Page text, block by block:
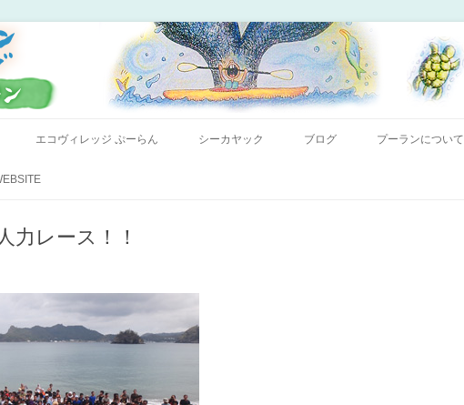
ラン｜小笠原父島 シーカヤック 宿
エコヴィレッジ ぷーらん シーカヤック ブログ プーランについて
力レース！！